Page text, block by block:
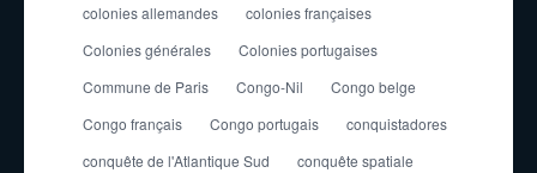
colonies allemandes
colonies françaises
Colonies générales
Colonies portugaises
Commune de Paris
Congo-Nil
Congo belge
Congo français
Congo portugais
conquistadores
conquête de l'Atlantique Sud
conquête spatiale